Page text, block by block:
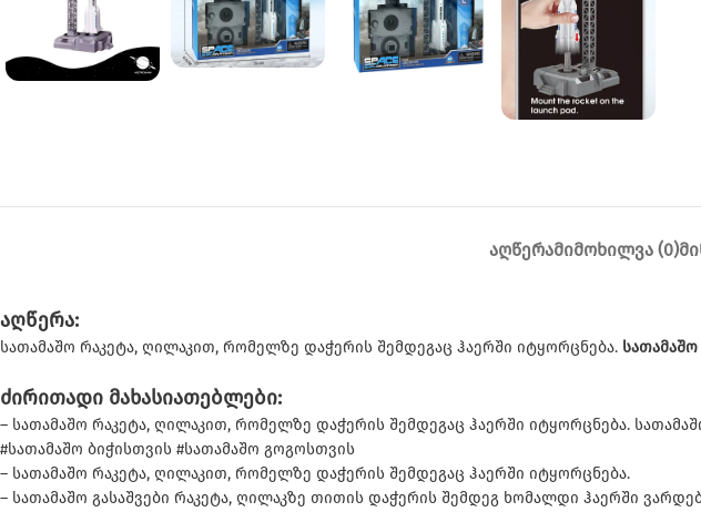
ᲐᲦᲬᲔᲠᲐᲛᲘᲛᲝᲮᲘᲚᲕᲐ (0)
აღწერა:
სათამაშო რაკეტა, ღილაკით, რომელზე დაჭერის შემდეგაც ჰაერში იტყორცნება. სათამაშო
ძირითადი მახასიათებლები:
– სათამაშო რაკეტა, ღილაკით, რომელზე დაჭერის შემდეგაც ჰაერში იტყორცნება.
#სათამაშო ბიჭისთვის #სათამაშო გოგოსთვის
– სათამაშო რაკეტა, ღილაკით, რომელზე დაჭერის შემდეგაც ჰაერში იტყორცნება.
– სათამაშო გასაშვები რაკეტა, ღილაკზე თითის დაჭერის შემდეგ ხომალდი ჰაერში